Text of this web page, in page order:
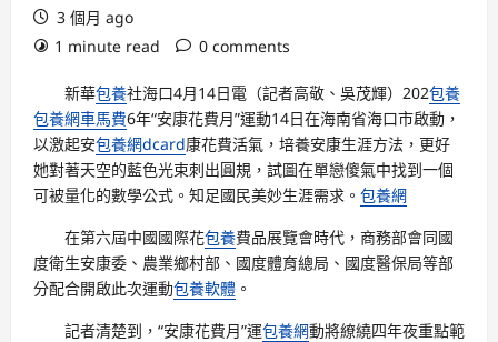
3 個月 ago
1 minute read
0 comments
新華包養社海口4月14日電（記者高敬、吳茂輝）202包養
包養網車馬費6年“安康花費月”運動14日在海南省海口市啟動，
以激起安包養網dcard康花費活氣，培養安康生涯方法，更好
她對著天空的藍色光束刺出圓規，試圖在單戀傻氣中找到一個
可被量化的數學公式。知足國民美妙生涯需求。 包養網
在第六屆中國國際花包養費品展覽會時代，商務部會同國
度衛生安康委、農業鄉村部、國度體育總局、國度醫保局等部
分配合開啟此次運動包養軟體 。
記者清楚到，“安康花費月”運包養網動將繚繞四年夜重點範